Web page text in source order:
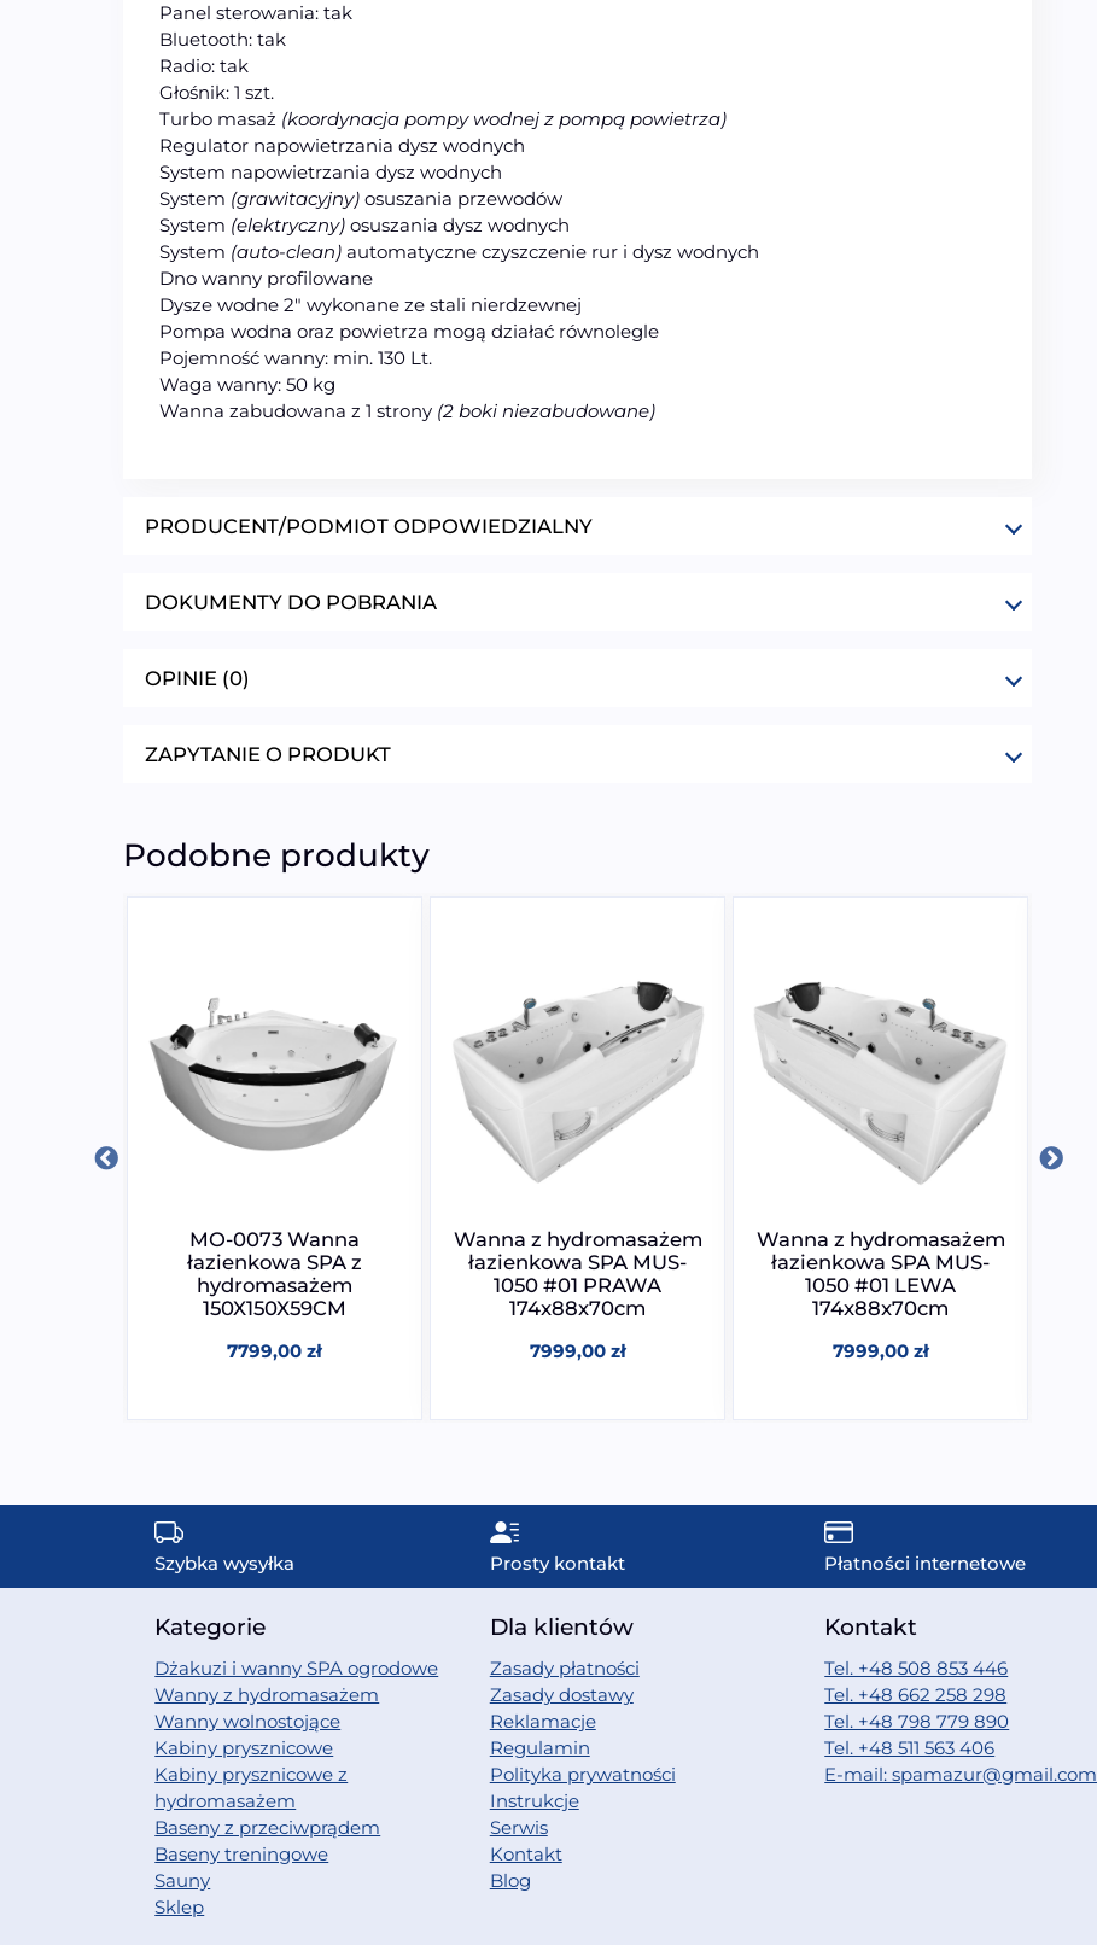
Panel sterowania: tak
Bluetooth: tak
Radio: tak
Głośnik: 1 szt.
Turbo masaż (koordynacja pompy wodnej z pompą powietrza)
Regulator napowietrzania dysz wodnych
System napowietrzania dysz wodnych
System (grawitacyjny) osuszania przewodów
System (elektryczny) osuszania dysz wodnych
System (auto-clean) automatyczne czyszczenie rur i dysz wodnych
Dno wanny profilowane
Dysze wodne 2″ wykonane ze stali nierdzewnej
Pompa wodna oraz powietrza mogą działać równolegle
Pojemność wanny: min. 130 Lt.
Waga wanny: 50 kg
Wanna zabudowana z 1 strony (2 boki niezabudowane)
PRODUCENT/PODMIOT ODPOWIEDZIALNY
DOKUMENTY DO POBRANIA
OPINIE (0)
ZAPYTANIE O PRODUKT
Podobne produkty
MO-0073 Wanna
łazienkowa SPA z
hydromasażem
150X150X59CM
7799,00 zł
Wanna z hydromasażem
łazienkowa SPA MUS-
1050 #01 PRAWA
174x88x70cm
7999,00 zł
Wanna z hydromasażem
łazienkowa SPA MUS-
1050 #01 LEWA
174x88x70cm
7999,00 zł
Szybka wysyłka Prosty kontakt Płatności internetowe
Kategorie
Dżakuzi i wanny SPA ogrodowe
Wanny z hydromasażem
Wanny wolnostojące
Kabiny prysznicowe
Kabiny prysznicowe z
hydromasażem
Baseny z przeciwprądem
Baseny treningowe
Sauny
Sklep
Dla klientów
Zasady płatności
Zasady dostawy
Reklamacje
Regulamin
Polityka prywatności
Instrukcje
Serwis
Kontakt
Blog
Kontakt
Tel. +48 508 853 446
Tel. +48 662 258 298
Tel. +48 798 779 890
Tel. +48 511 563 406
E-mail: spamazur@gmail.com